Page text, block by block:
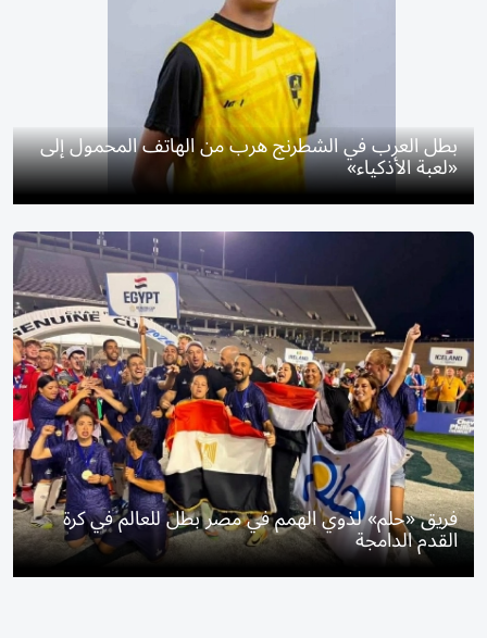
بطل العرب في الشطرنج هرب من الهاتف المحمول إلى
«لعبة الأذكياء»
فريق «حلم» لذوي الهمم في مصر بطل للعالم في كرة
القدم الدامجة